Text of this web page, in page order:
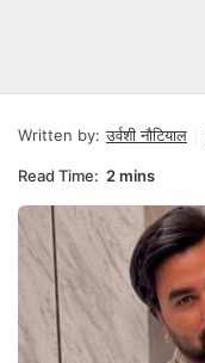
Written by: उर्वशी नौटियाल
Read Time: 2 mins